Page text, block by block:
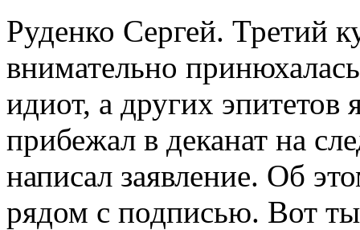
Руденко Сергей. Третий
внимательно
идиот, а других эпитетов
прибежал в деканат на
написал заявление. Об
рядом с подписью. Вот